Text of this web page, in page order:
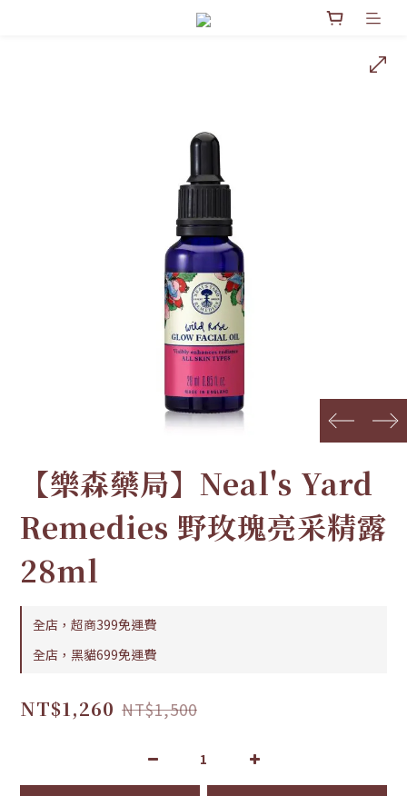
prev next
【樂森藥局】Neal's Yard
Remedies 野玫瑰亮采精露
28ml
全店，超商399免運費
全店，黑貓699免運費
NT$1,260 NT$1,500